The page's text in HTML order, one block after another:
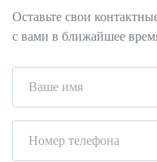
Оставьте свои
с вами в ближайшее